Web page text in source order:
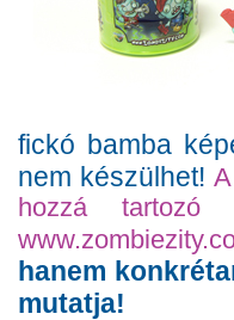
fickó bamba
nem készülhet!
hozzá tartozó
hanem
mutatja!